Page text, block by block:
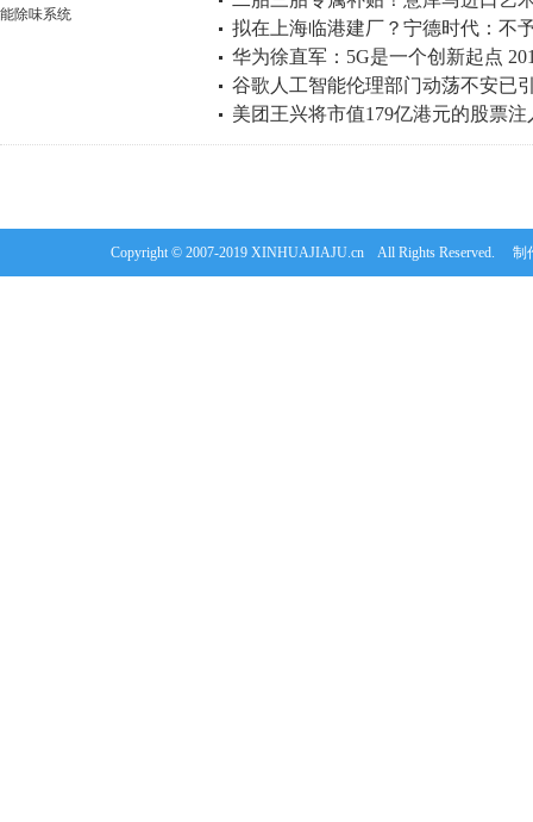
子”促销活动
拟在上海临港建厂？宁德时代：不
华为徐直军：5G是一个创新起点
谷歌人工智能伦理部门动荡不安已
美团王兴将市值179亿港元的股票
等
Copyright © 2007-2019 XINHUAJIAJU.cn All Rights Reserved.